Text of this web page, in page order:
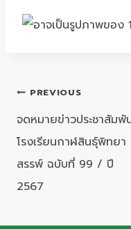
แนะแนว
เรื่อง
PREVIOUS
จดหมายข่าวประชาสัมพั
โรงเรียนกาฬสินธุ์พิทยา
สรรพ์ ฉบับที่ 99 / ปี
2567